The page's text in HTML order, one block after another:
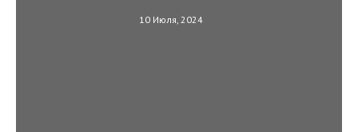
10 Июля, 2024